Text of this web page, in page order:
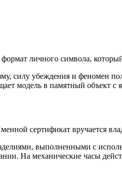
личного символа, который
силу убеждения и феномен
модель в памятный объект
сертификат вручается
выполненными с
На механические часы